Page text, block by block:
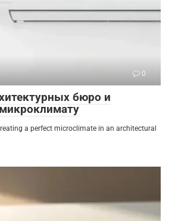
0
бюро и
a perfect microclimate in an architectural